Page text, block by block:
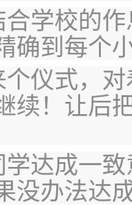
合学校的
确到每个
个仪式，
续！让后
学达成一
没办法达